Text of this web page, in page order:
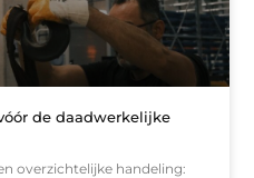
de daadwerkelijke
overzichtelijke handeling: